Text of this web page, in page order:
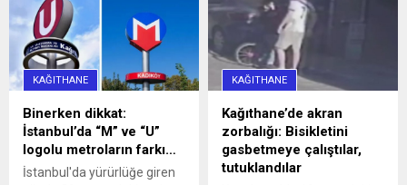
KAĞITHANE
Binerken dikkat:
İstanbul’da “M” ve “U”
logolu metroların farkı…
İstanbul'da yürürlüğe giren
KAĞITHANE
Kağıthane’de akran
zorbalığı: Bisikletini
gasbetmeye çalıştılar,
tutuklandılar